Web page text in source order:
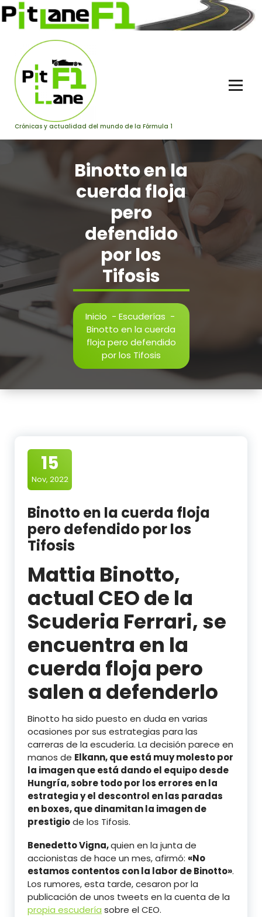
Saltar
al
contenido
Crónicas y actualidad del mundo de la Fórmula 1
Binotto en la
cuerda floja
pero
defendido
por los
Tifosis
Inicio - Escuderías -
Binotto en la cuerda
floja pero defendido
por los Tifosis
15
Nov, 2022
Binotto en la cuerda floja
pero defendido por los
Tifosis
Mattia Binotto,
actual CEO de la
Scuderia Ferrari, se
encuentra en la
cuerda floja pero
salen a defenderlo
Binotto ha sido puesto en duda en varias
ocasiones por sus estrategias para las
carreras de la escudería. La decisión parece en
manos de Elkann, que está muy molesto por
la imagen que está dando el equipo desde
Hungría, sobre todo por los errores en la
estrategia y el descontrol en las paradas
en boxes, que dinamitan la imagen de
prestigiode los Tifosis.
Benedetto Vigna,quien en la junta de
accionistas de hace un mes, afirmó: «No
estamos contentos con la labor de Binotto».
Los rumores, esta tarde, cesaron por la
publicación de unos tweets en la cuenta de la
propia escudería sobre el CEO.